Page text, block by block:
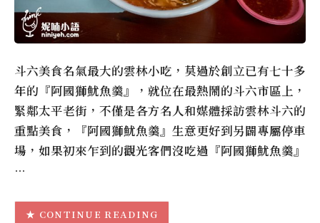
斗六美食名氣最大的雲林小吃，莫過於創立已有七十多
年的『阿國獅魷魚羹』，就位在最熱鬧的斗六市區上，
緊鄰太平老街，不僅是各方名人和媒體採訪雲林斗六的
重點美食，『阿國獅魷魚羹』生意更好到另闢專屬停車
場，如果初來乍到的觀光客們沒吃過『阿國獅魷魚羹』
…
CONTINUE READING